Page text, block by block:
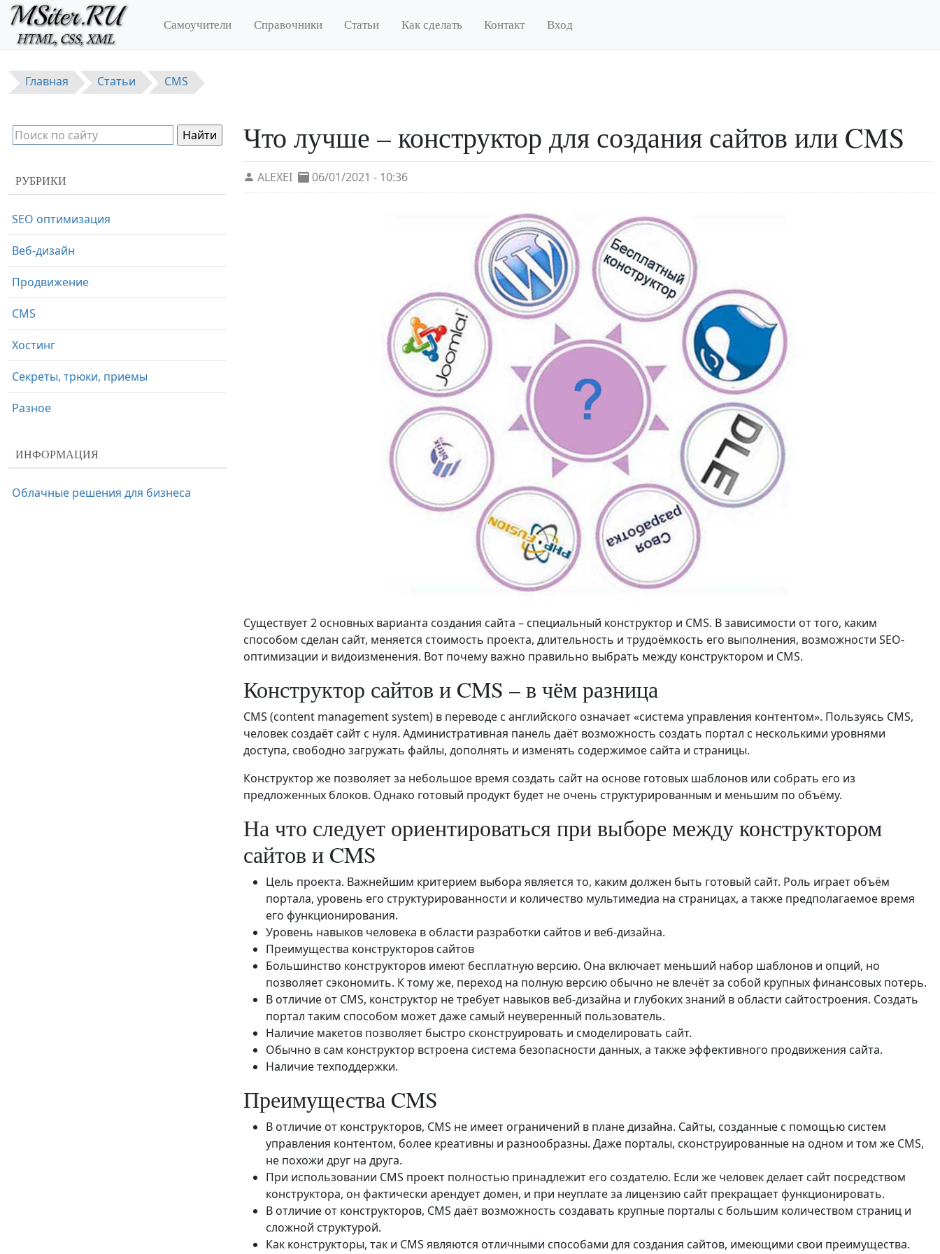
Перейти к основному содержанию
Самоучители Справочники Статьи Как сделать Контакт Вход
Главная Статьи CMS
Что лучше – конструктор для создания сайтов или CMS
ALEXEI 06/01/2021 - 10:36
Существует 2 основных варианта создания сайта – специальный конструктор и CMS. В зависимости от того, каким
способом сделан сайт, меняется стоимость проекта, длительность и трудоёмкость его выполнения, возможности SEO-
оптимизации и видоизменения. Вот почему важно правильно выбрать между конструктором и CMS.
Конструктор сайтов и CMS – в чём разница
CMS (content management system) в переводе с английского означает «система управления контентом». Пользуясь CMS,
человек создаёт сайт с нуля. Административная панель даёт возможность создать портал с несколькими уровнями
доступа, свободно загружать файлы, дополнять и изменять содержимое сайта и страницы.
Конструктор же позволяет за небольшое время создать сайт на основе готовых шаблонов или собрать его из
предложенных блоков. Однако готовый продукт будет не очень структурированным и меньшим по объёму.
На что следует ориентироваться при выборе между конструктором
сайтов и CMS
Цель проекта. Важнейшим критерием выбора является то, каким должен быть готовый сайт. Роль играет объём
портала, уровень его структурированности и количество мультимедиа на страницах, а также предполагаемое время
его функционирования.
Уровень навыков человека в области разработки сайтов и веб-дизайна.
Преимущества конструкторов сайтов
Большинство конструкторов имеют бесплатную версию. Она включает меньший набор шаблонов и опций, но
позволяет сэкономить. К тому же, переход на полную версию обычно не влечёт за собой крупных финансовых потерь.
В отличие от CMS, конструктор не требует навыков веб-дизайна и глубоких знаний в области сайтостроения. Создать
портал таким способом может даже самый неуверенный пользователь.
Наличие макетов позволяет быстро сконструировать и смоделировать сайт.
Обычно в сам конструктор встроена система безопасности данных, а также эффективного продвижения сайта.
Наличие техподдержки.
Преимущества CMS
В отличие от конструкторов, CMS не имеет ограничений в плане дизайна. Сайты, созданные с помощью систем
управления контентом, более креативны и разнообразны. Даже порталы, сконструированные на одном и том же CMS,
не похожи друг на друга.
При использовании CMS проект полностью принадлежит его создателю. Если же человек делает сайт посредством
конструктора, он фактически арендует домен, и при неуплате за лицензию сайт прекращает функционировать.
В отличие от конструкторов, CMS даёт возможность создавать крупные порталы с большим количеством страниц и
сложной структурой.
Как конструкторы, так и CMS являются отличными способами для создания сайтов, имеющими свои преимущества.
РУБРИКИ
SEO оптимизация
Веб-дизайн
Продвижение
CMS
Хостинг
Секреты, трюки, приемы
Разное
ИНФОРМАЦИЯ
Облачные решения для бизнеса